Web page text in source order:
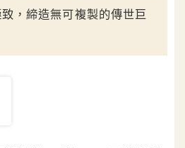
，締造無可複製的傳世巨